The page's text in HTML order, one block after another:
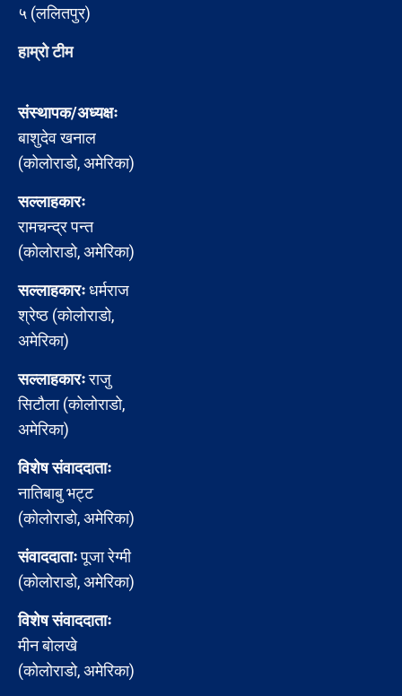
५ (ललितपुर)
हाम्रो टीम
संस्थापक/अध्यक्षः
बाशुदेव खनाल
(कोलोराडो, अमेरिका)
सल्लाहकारः
रामचन्द्र पन्त
(कोलोराडो, अमेरिका)
सल्लाहकारःधर्मराज
श्रेष्ठ (कोलोराडो,
अमेरिका)
सल्लाहकारःराजु
सिटौला (कोलोराडो,
अमेरिका)
विशेष संवाददाताः
नातिबाबु भट्ट
(कोलोराडो, अमेरिका)
संवाददाताःपूजा रेग्मी
(कोलोराडो, अमेरिका)
विशेष संवाददाताः
मीन बोलखे
(कोलोराडो, अमेरिका)